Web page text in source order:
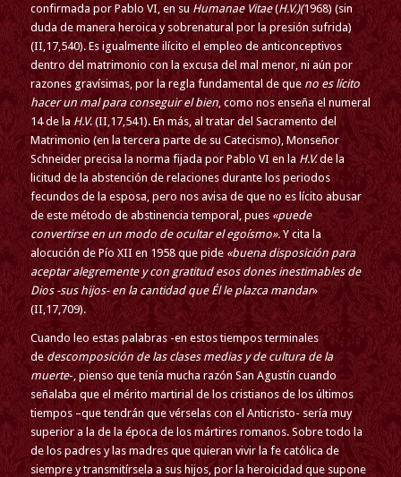
confirmada por Pablo VI, en su Humanae Vitae(H.V.)(1968) (sin
duda de manera heroica y sobrenatural por la presión sufrida)
(II,17,540). Es igualmente ilícito el empleo de anticonceptivos
dentro del matrimonio con la excusa del mal menor, ni aún por
razones gravísimas, por la regla fundamental de que no es lícito
hacer un mal para conseguir el bien, como nos enseña el numeral
14 de la H.V. (II,17,541). En más, al tratar del Sacramento del
Matrimonio (en la tercera parte de su Catecismo), Monseñor
Schneider precisa la norma fijada por Pablo VI en la H.V.de la
licitud de la abstención de relaciones durante los periodos
fecundos de la esposa, pero nos avisa de que no es lícito abusar
de este método de abstinencia temporal, pues «puede
convertirse en un modo de ocultar el egoísmo».Y cita la
alocución de Pío XII en 1958 que pide «buena disposición para
aceptar alegremente y con gratitud esos dones inestimables de
Dios -sus hijos- en la cantidad que Él le plazca mandar»
(II,17,709).
Cuando leo estas palabras -en estos tiempos terminales
dedescomposición de las clases medias y de cultura de la
muerte-, pienso que tenía mucha razón San Agustín cuando
señalaba que el mérito martirial de los cristianos de los últimos
tiempos –que tendrán que vérselas con el Anticristo- sería muy
superior a la de la época de los mártires romanos. Sobre todo la
de los padres y las madres que quieran vivir la fe católica de
siempre y transmitírsela a sus hijos, por la heroicidad que supone